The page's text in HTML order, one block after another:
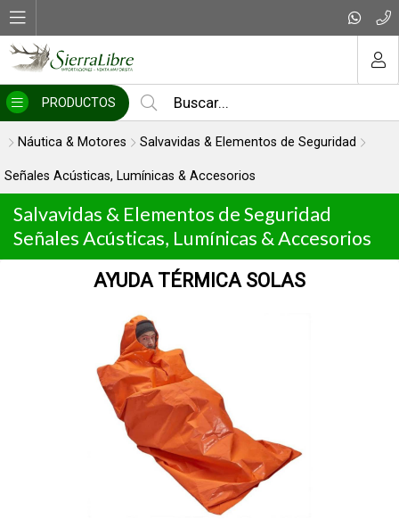
PRODUCTOS
Náutica & Motores Salvavidas & Elementos de Seguridad
Señales Acústicas, Lumínicas & Accesorios
Salvavidas & Elementos de Seguridad
Señales Acústicas, Lumínicas & Accesorios
AYUDA TÉRMICA SOLAS